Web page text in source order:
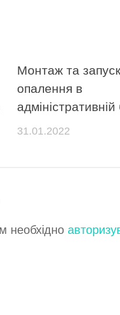
Монтаж та
опалення в
адміністративній
31.01.2022
необхідно